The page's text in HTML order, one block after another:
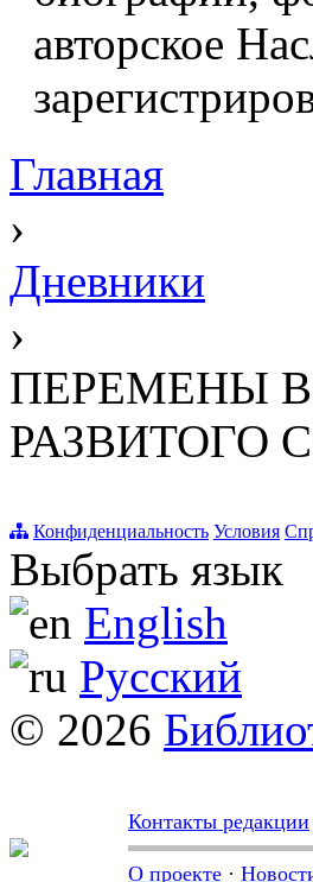
авторское
Главная
›
Дневники
›
ПЕРЕМЕНЫ
РАЗВИТОГО
Конфиденциальность Условия
Выбрать язык
English
Русский
© 2026
Контакты редакции
О проекте ·